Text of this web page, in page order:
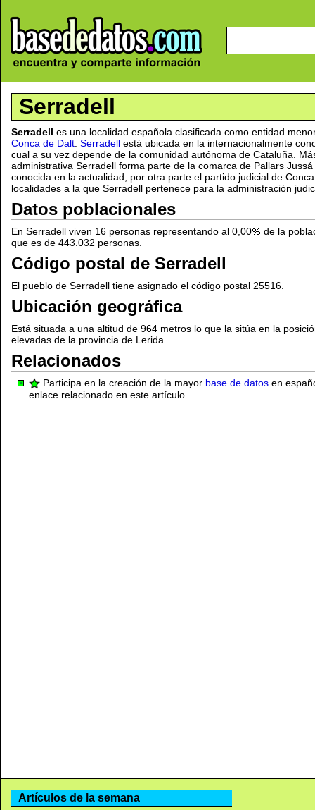
Serradell
Serradell es una localidad española clasificada como entidad
Conca de Dalt Serradell está ubicada en la internacionalmente
cual a su vez depende de la comunidad autónoma de Cataluña.
administrativa Serradell forma parte de la comarca de Pallars
conocida en la actualidad, por otra parte el partido judicial de
localidades a la que Serradell pertenece para la administración
Datos poblacionales
En Serradell viven 16 personas representando al 0,00
de la
que es de 443.032 personas.
Código postal de Serradell
El pueblo de Serradell tiene asignado el código postal 25516.
Ubicación geográfica
Está situada a una altitud de 964 metros lo que la sitúa en la
elevadas de la provincia de Lerida.
Relacionados
Participa en la creación de la mayor base de datos en
enlace relacionado en este artículo.
Artículos de la semana